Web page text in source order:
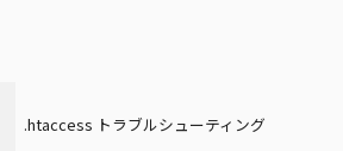
.htaccess トラブルシューティング